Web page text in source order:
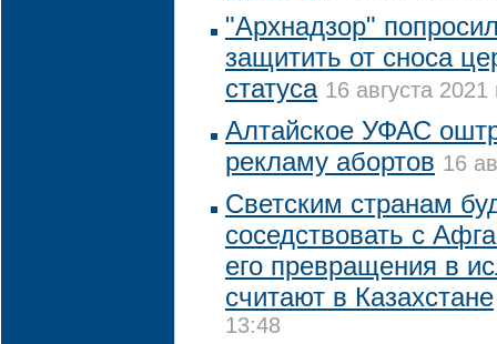
"Архнадзор"
защитить от сноса
статуса 16 августа
Алтайское УФАС
рекламу абортов 16
Светским странам
соседствовать с
его превращения в
считают в Казахстане
13:48